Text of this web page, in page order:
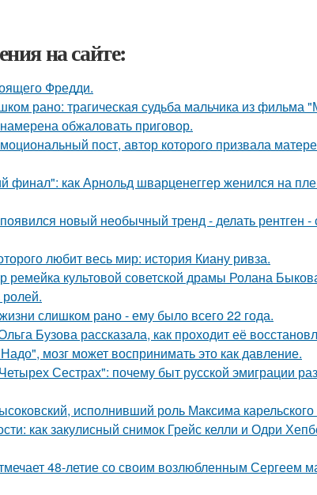
на сайте:
Фредди.
рано: трагическая судьба мальчика из фильма
обжаловать приговор.
пост, автор которого призвала
финал": как Арнольд шварценеггер женился на
новый необычный тренд - делать рентген
любит весь мир: история Киану ривза.
ремейка культовой советской драмы Ролана
слишком рано - ему было всего 22 года.
Бузова рассказала, как проходит её
мозг может воспринимать это как давление.
Сестрах": почему быт русской эмиграции
исполнивший роль Максима
как закулисный снимок Грейс келли и Одри
48-летие со своим возлюбленным Сергеем